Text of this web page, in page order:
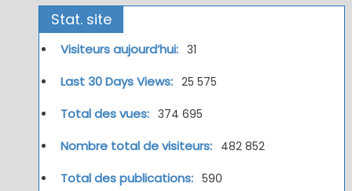
Stat. site
Visiteurs aujourd’hui: 31
Last 30 Days Views: 25 575
Total des vues: 374 695
Nombre total de visiteurs: 482 852
Total des publications: 590